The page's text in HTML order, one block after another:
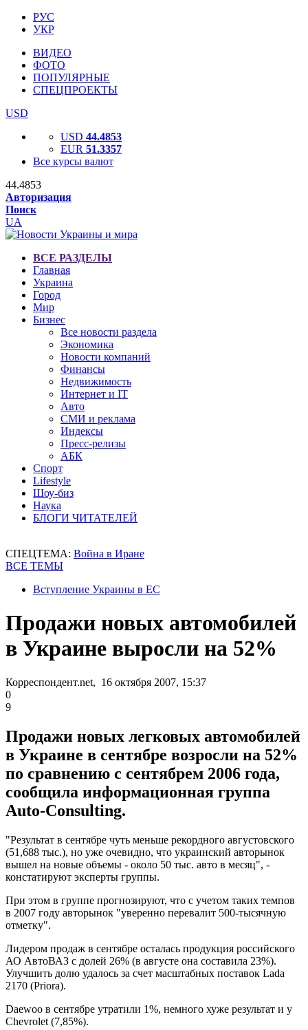
РУС
УКР
ВИДЕО
ФОТО
ПОПУЛЯРНЫЕ
СПЕЦПРОЕКТЫ
USD
USD 44.4853
EUR 51.3357
Все курсы валют
44.4853
Авторизация
Поиск
UA
ВСЕ РАЗДЕЛЫ
Главная
Украина
Город
Мир
Бизнес
Все новости раздела
Экономика
Новости компаний
Финансы
Недвижимость
Интернет и IT
Авто
СМИ и реклама
Индексы
Пресс-релизы
АБК
Спорт
Lifestyle
Шоу-биз
Наука
БЛОГИ ЧИТАТЕЛЕЙ
СПЕЦТЕМА: Война в Иране
ВСЕ ТЕМЫ
Вступление Украины в ЕС
Продажи новых автомобилей
в Украине выросли на 52%
Корреспондент.net, 16 октября 2007, 15:37
0
9
Продажи новых легковых автомобилей
в Украине в сентябре возросли на 52%
по сравнению с сентябрем 2006 года,
сообщила информационная группа
Auto-Consulting.
"Результат в сентябре чуть меньше рекордного августовского
(51,688 тыс.), но уже очевидно, что украинский авторынок
вышел на новые объемы - около 50 тыс. авто в месяц", -
констатируют эксперты группы.
При этом в группе прогнозируют, что с учетом таких темпов
в 2007 году авторынок "уверенно перевалит 500-тысячную
отметку".
Лидером продаж в сентябре осталась продукция российского
АО АвтоВАЗ с долей 26% (в августе она составила 23%).
Улучшить долю удалось за счет масштабных поставок Lada
2170 (Priora).
Daewoo в сентябре утратили 1%, немного хуже результат и у
Chevrolet (7,85%).